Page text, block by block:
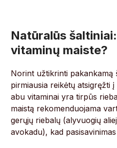
Natūralūs
vitaminų maiste?
Norint užtikrinti pakankamą
pirmiausia reikėtų atsigręžti
abu vitaminai yra tirpūs
maistą rekomenduojama
gerųjų riebalų (alyvuogių
avokadu), kad